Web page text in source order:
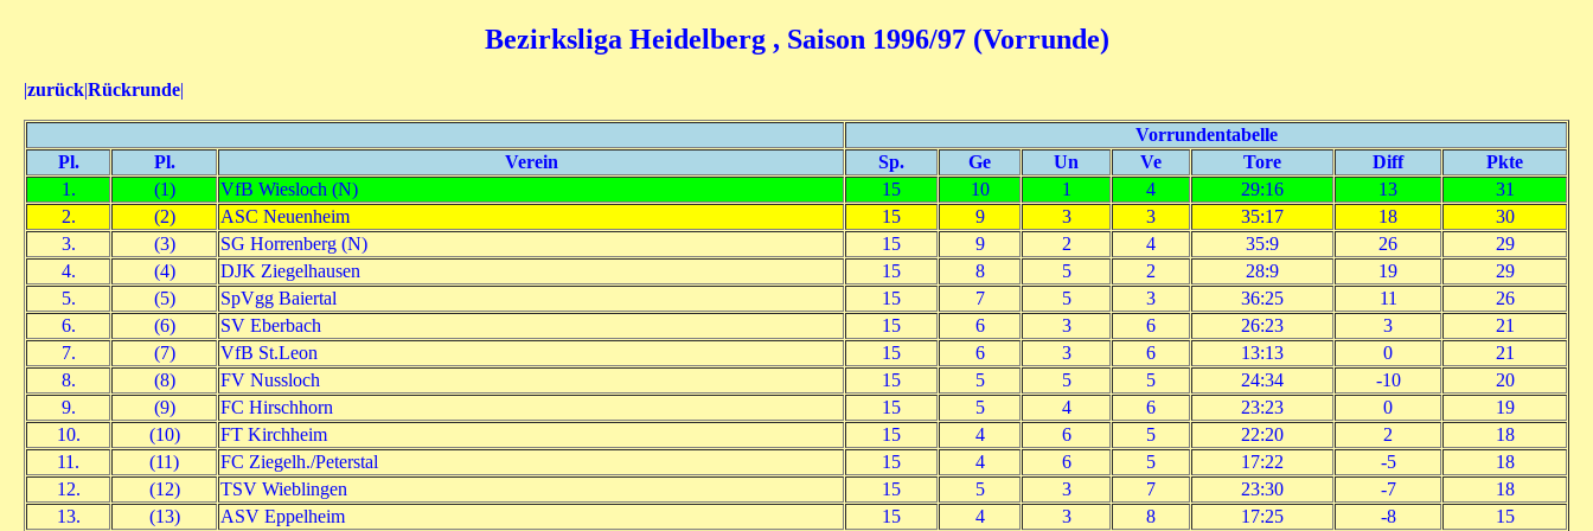
Bezirksliga Heidelberg , Saison 1996/97 (Vorrunde)
|zurück|Rückrunde|
Vorrundentabelle
Pl.
Pl. Verein Sp. Ge Un Ve Tore Diff
Pkte
1.
(1) VfB Wiesloch (N) 15 10 1 4 29:16 13
31
2.
(2) ASC Neuenheim 15 9 3 3 35:17 18
30
3.
(3) SG Horrenberg (N) 15 9 2 4 35:9 26
29
4.
(4) DJK Ziegelhausen 15 8 5 2 28:9 19
29
5.
(5) SpVgg Baiertal 15 7 5 3 36:25 11
26
6.
(6) SV Eberbach 15 6 3 6 26:23 3
21
7.
(7) VfB St.Leon 15 6 3 6 13:13 0
21
8.
(8) FV Nussloch 15 5 5 5 24:34 -10
20
9.
(9) FC Hirschhorn 15 5 4 6 23:23 0
19
10.
(10) FT Kirchheim 15 4 6 5 22:20 2
18
11.
(11) FC Ziegelh./Peterstal 15 4 6 5 17:22 -5
18
12.
(12) TSV Wieblingen 15 5 3 7 23:30 -7
18
13.
(13) ASV Eppelheim 15 4 3 8 17:25 -8
15